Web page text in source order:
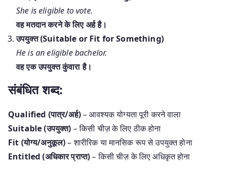
She is eligible to vote.
वह मतदान करने के लिए अर्ह है।
उपयुक्त (Suitable or Fit for Something)
He is an eligible bachelor.
वह एक उपयुक्त कुंवारा है।
संबंधित शब्द:
Qualified (पात्र/अर्ह)– आवश्यक योग्यता पूरी करने वाला
Suitable (उपयुक्त) – किसी चीज़ के लिए ठीक होना
Fit (योग्य/अनुकूल)– शारीरिक या मानसिक रूप से उपयुक्त होना
Entitled (अधिकार प्राप्त)– किसी चीज़ के लिए अधिकृत होना